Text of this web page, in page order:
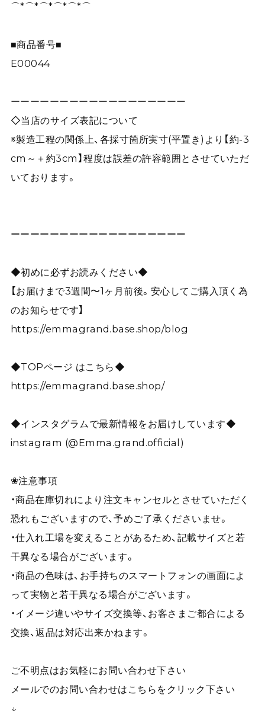
⌒*⌒*⌒*⌒*⌒*⌒
■商品番号■
E00044
ーーーーーーーーーーーーーーーーーー
◇当店のサイズ表記について
※製造工程の関係上、各採寸箇所実寸(平置き)より【約-3
cm～＋約3cm】程度は誤差の許容範囲とさせていただ
いております。
ーーーーーーーーーーーーーーーーーー
◆初めに必ずお読みください◆
【お届けまで3週間〜1ヶ月前後。安心してご購入頂く為
のお知らせです】
https://emmagrand.base.shop/blog
◆TOPページ はこちら◆
https://emmagrand.base.shop/
◆インスタグラムで最新情報をお届けしています◆
instagram (@Emma.grand.official)
❀注意事項
・商品在庫切れにより注文キャンセルとさせていただく
恐れもございますので、予めご了承くださいませ。
・仕入れ工場を変えることがあるため、記載サイズと若
干異なる場合がございます。
・商品の色味は、お手持ちのスマートフォンの画面によ
って実物と若干異なる場合がございます。
・イメージ違いやサイズ交換等、お客さまご都合による
交換、返品は対応出来かねます。
ご不明点はお気軽にお問い合わせ下さい
メールでのお問い合わせはこちらをクリック下さい
↓